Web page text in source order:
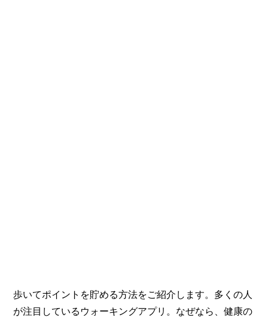
歩いてポイントを貯める方法をご紹介します。多くの人
が注目しているウォーキングアプリ。なぜなら、健康の